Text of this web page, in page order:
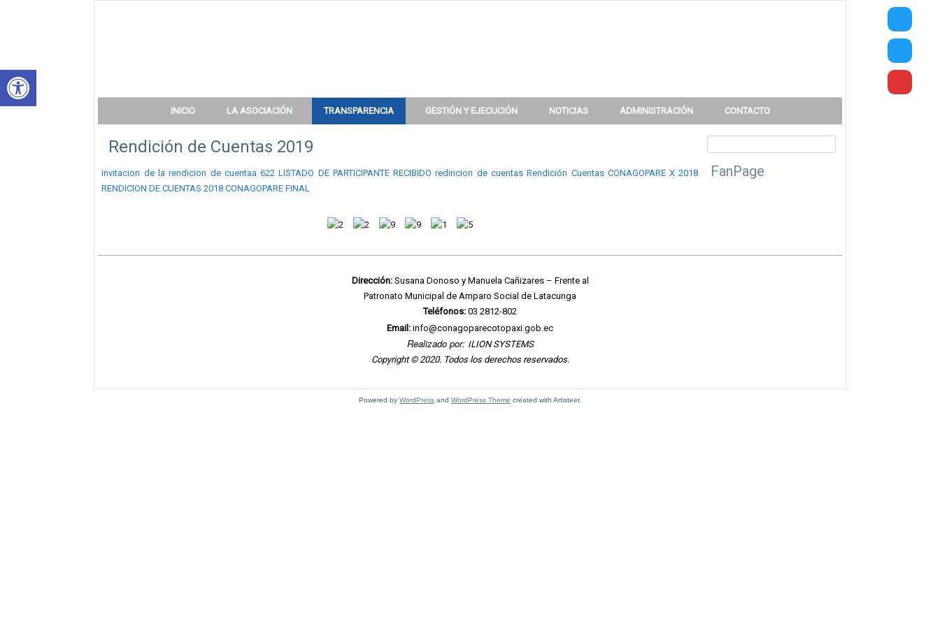
INICIO LA ASOCIACIÓN TRANSPARENCIA GESTIÓN Y EJECUCIÓN NOTICIAS ADMINISTRACIÓN CONTACTO
Rendición de Cuentas 2019
invitacion de la rendicion de cuentaa 622 LISTADO DE PARTICIPANTE RECIBIDO redincion de cuentas Rendición Cuentas CONAGOPARE X 2018
RENDICION DE CUENTAS 2018 CONAGOPARE FINAL
FanPage
Dirección:Susana Donoso y Manuela Cañizares – Frente al
Patronato Municipal de Amparo Social de Latacunga
Teléfonos: 03 2812-802
Email: info@conagoparecotopaxi.gob.ec
Realizado por: ILION SYSTEMS
Copyright © 2020. Todos los derechos reservados.
Powered by WordPress and WordPress Theme created with Artisteer.
Abrir barra de herramientas